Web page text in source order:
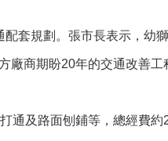
套規劃。張市長表示，幼
商期盼20年的交通改善
及路面刨鋪等，總經費